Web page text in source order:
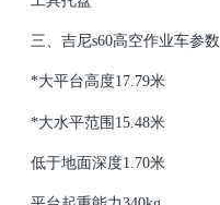
三、吉尼s60高空作业车参数
*大平台高度17.79米
*大水平范围15.48米
低于地面深度1.70米